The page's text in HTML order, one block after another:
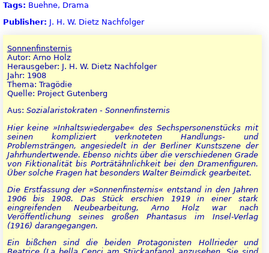
Tags: Buehne, Drama
Publisher: J. H. W. Dietz Nachfolger
Sonnenfinsternis
Autor: Arno Holz
Herausgeber: J. H. W. Dietz Nachfolger
Jahr: 1908
Thema: Tragödie
Quelle: Project Gutenberg
Aus: Sozialaristokraten - Sonnenfinsternis
Hier keine »Inhaltswiedergabe« des Sechspersonenstücks mit
seinen kompliziert verknoteten Handlungs- und
Problemsträngen, angesiedelt in der Berliner Kunstszene der
Jahrhundertwende. Ebenso nichts über die verschiedenen Grade
von Fiktionalität bis Porträtähnlichkeit bei den Dramenfiguren.
Über solche Fragen hat besonders Walter Beimdick gearbeitet.
Die Erstfassung der »Sonnenfinsternis« entstand in den Jahren
1906 bis 1908. Das Stück erschien 1919 in einer stark
eingreifenden Neubearbeitung, Arno Holz war nach
Veröffentlichung seines großen Phantasus im Insel-Verlag
(1916) darangegangen.
Ein bißchen sind die beiden Protagonisten Hollrieder und